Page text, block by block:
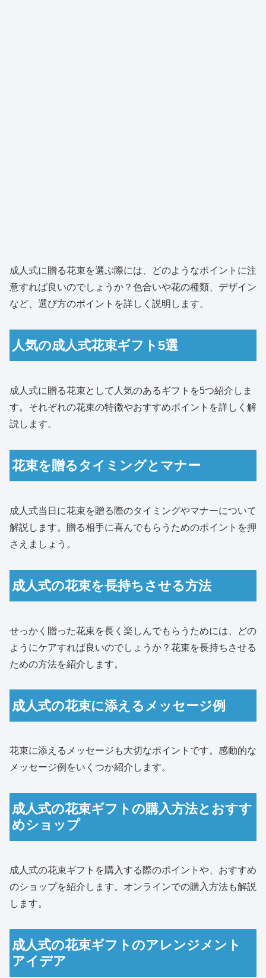
成人式に贈る花束を選ぶ際には、どのようなポイントに注
意すれば良いのでしょうか？色合いや花の種類、デザイン
など、選び方のポイントを詳しく説明します。
人気の成人式花束ギフト5選
成人式に贈る花束として人気のあるギフトを5つ紹介しま
す。それぞれの花束の特徴やおすすめポイントを詳しく解
説します。
花束を贈るタイミングとマナー
成人式当日に花束を贈る際のタイミングやマナーについて
解説します。贈る相手に喜んでもらうためのポイントを押
さえましょう。
成人式の花束を長持ちさせる方法
せっかく贈った花束を長く楽しんでもらうためには、どの
ようにケアすれば良いのでしょうか？花束を長持ちさせる
ための方法を紹介します。
成人式の花束に添えるメッセージ例
花束に添えるメッセージも大切なポイントです。感動的な
メッセージ例をいくつか紹介します。
成人式の花束ギフトの購入方法とおすす
めショップ
成人式の花束ギフトを購入する際のポイントや、おすすめ
のショップを紹介します。オンラインでの購入方法も解説
します。
成人式の花束ギフトのアレンジメント
アイデア